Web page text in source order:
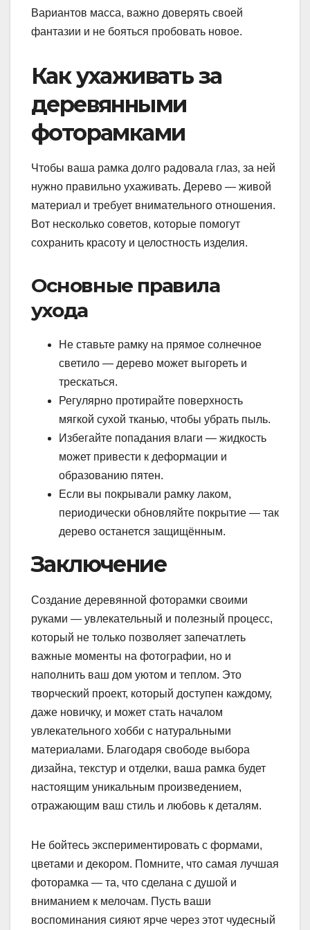
Вариантов масса, важно доверять своей
фантазии и не бояться пробовать новое.
Как ухаживать за
деревянными
фоторамками
Чтобы ваша рамка долго радовала глаз, за ней
нужно правильно ухаживать. Дерево — живой
материал и требует внимательного отношения.
Вот несколько советов, которые помогут
сохранить красоту и целостность изделия.
Основные правила
ухода
Не ставьте рамку на прямое солнечное
светило — дерево может выгореть и
трескаться.
Регулярно протирайте поверхность
мягкой сухой тканью, чтобы убрать пыль.
Избегайте попадания влаги — жидкость
может привести к деформации и
образованию пятен.
Если вы покрывали рамку лаком,
периодически обновляйте покрытие — так
дерево останется защищённым.
Заключение
Создание деревянной фоторамки своими
руками — увлекательный и полезный процесс,
который не только позволяет запечатлеть
важные моменты на фотографии, но и
наполнить ваш дом уютом и теплом. Это
творческий проект, который доступен каждому,
даже новичку, и может стать началом
увлекательного хобби с натуральными
материалами. Благодаря свободе выбора
дизайна, текстур и отделки, ваша рамка будет
настоящим уникальным произведением,
отражающим ваш стиль и любовь к деталям.
Не бойтесь экспериментировать с формами,
цветами и декором. Помните, что самая лучшая
фоторамка — та, что сделана с душой и
вниманием к мелочам. Пусть ваши
воспоминания сияют ярче через этот чудесный